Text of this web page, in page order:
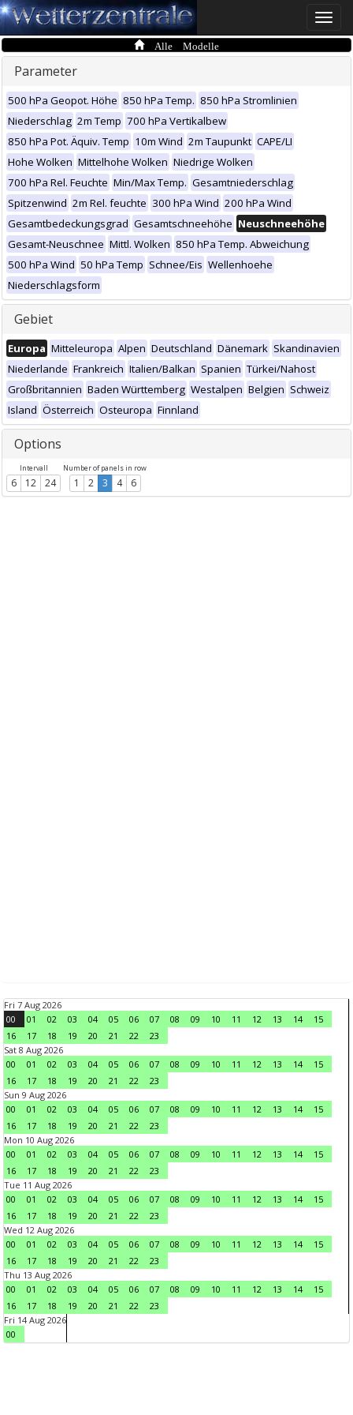
Toggle
Alle Modelle
Parameter
500 hPa Geopot. Höhe 850 hPa Temp. 850 hPa Stromlinien
Niederschlag 2m Temp 700 hPa Vertikalbew
850 hPa Pot. Äquiv. Temp 10m Wind 2m Taupunkt CAPE/LI
Hohe Wolken Mittelhohe Wolken Niedrige Wolken
700 hPa Rel. Feuchte Min/Max Temp. Gesamtniederschlag
Spitzenwind 2m Rel. feuchte 300 hPa Wind 200 hPa Wind
Gesamtbedeckungsgrad Gesamtschneehöhe Neuschneehöhe
Gesamt-Neuschnee Mittl. Wolken 850 hPa Temp. Abweichung
500 hPa Wind 50 hPa Temp Schnee/Eis Wellenhoehe
Niederschlagsform
Gebiet
Europa Mitteleuropa Alpen Deutschland Dänemark Skandinavien
Niederlande Frankreich Italien/Balkan Spanien Türkei/Nahost
Großbritannien Baden Württemberg Westalpen Belgien Schweiz
Island Österreich Osteuropa Finnland
Options
Intervall
6 12 24
Number of panels in row
1 2 3 4 6
Fri 7 Aug 2026
00
01 02 03 04 05 06 07 08 09 10 11 12 13 14
15
16
17 18 19 20 21 22
23
Sat 8 Aug 2026
00
01 02 03 04 05 06 07 08 09 10 11 12 13 14
15
16
17 18 19 20 21 22
23
Sun 9 Aug 2026
00
01 02 03 04 05 06 07 08 09 10 11 12 13 14
15
16
17 18 19 20 21 22
23
Mon 10 Aug 2026
00
01 02 03 04 05 06 07 08 09 10 11 12 13 14
15
16
17 18 19 20 21 22
23
Tue 11 Aug 2026
00
01 02 03 04 05 06 07 08 09 10 11 12 13 14
15
16
17 18 19 20 21 22
23
Wed 12 Aug 2026
00
01 02 03 04 05 06 07 08 09 10 11 12 13 14
15
16
17 18 19 20 21 22
23
Thu 13 Aug 2026
00
01 02 03 04 05 06 07 08 09 10 11 12 13 14
15
16
17 18 19 20 21 22
23
Fri 14 Aug 2026
00